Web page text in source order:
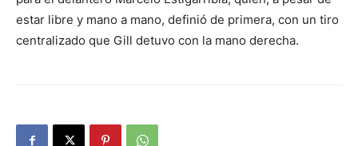
estar libre y mano a mano, definió de primera, con un tiro
centralizado que Gill detuvo con la mano derecha.